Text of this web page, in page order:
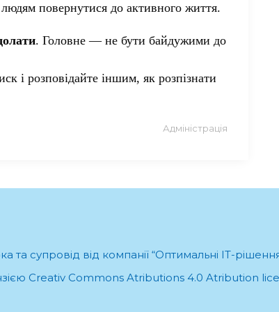
повернутися до активного життя.
. Головне — не бути байдужими до
і розповідайте іншим, як розпізнати
Адміністрація
та супровід від компанії “Оптимальні ІТ-
Creativ Commons Atributions 4.0 Atribution